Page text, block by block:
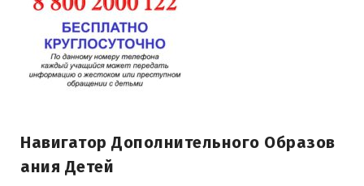
Навигатор Дополнительного Образов
Ания Детей